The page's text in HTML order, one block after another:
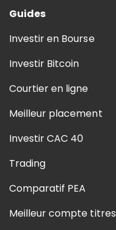
Guides
Investir en Bourse
Investir Bitcoin
Courtier en ligne
Meilleur placement
Investir CAC 40
Trading
Comparatif PEA
Meilleur compte titres